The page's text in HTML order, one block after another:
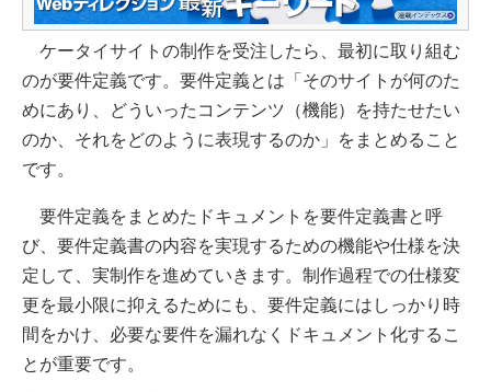
ケータイサイトの制作を受注したら、最初に取り組む
のが要件定義です。要件定義とは「そのサイトが何のた
めにあり、どういったコンテンツ（機能）を持たせたい
のか、それをどのように表現するのか」をまとめること
です。
要件定義をまとめたドキュメントを要件定義書と呼
び、要件定義書の内容を実現するための機能や仕様を決
定して、実制作を進めていきます。制作過程での仕様変
更を最小限に抑えるためにも、要件定義にはしっかり時
間をかけ、必要な要件を漏れなくドキュメント化するこ
とが重要です。